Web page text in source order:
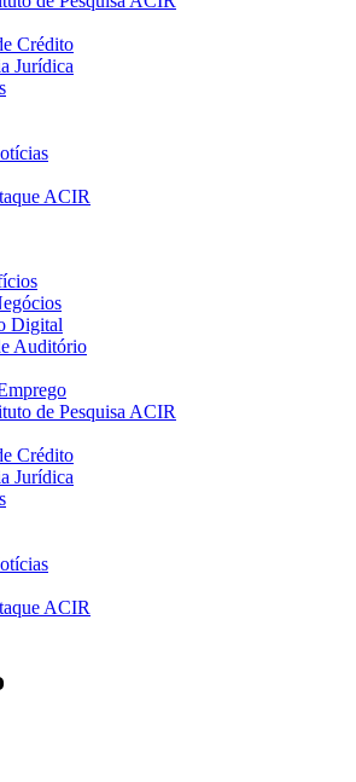
Crédito
Jurídica
ACIR
Digital
Auditório
de Pesquisa ACIR
Crédito
Jurídica
ACIR